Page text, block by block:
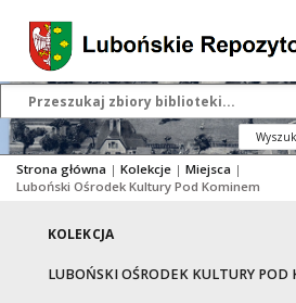
Strona główna | Kolekcje | Miejsca |
Luboński Ośrodek Kultury Pod Kominem
KOLEKCJA
LUBOŃSKI OŚRODEK KULTURY